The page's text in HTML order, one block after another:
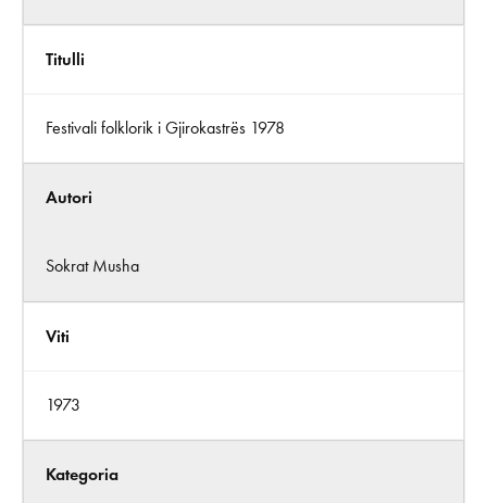
Titulli
Festivali folklorik i Gjirokastrës 1978
Autori
Sokrat Musha
Viti
1973
Kategoria